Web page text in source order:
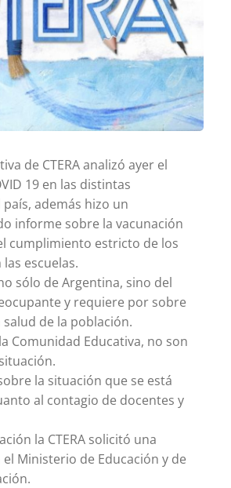
de CTERA analizó ayer el
19 en las distintas
además hizo un
informe sobre la vacunación
cumplimiento estricto de los
escuelas.
sólo de Argentina, sino del
y requiere por sobre
de la población.
Comunidad Educativa, no son
la situación que se está
al contagio de docentes y
la CTERA solicitó una
Ministerio de Educación y de